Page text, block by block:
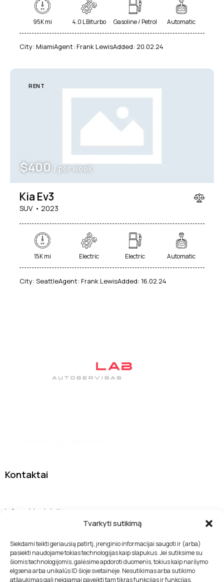
Tvarkyti sutikimą
Siekdami teikti geriausią patirtį, įrenginio informacijai saugoti ir (arba)
pasiekti naudojame tokias technologijas kaip slapukus. Jei sutiksime su
šiomis technologijomis, galėsime apdoroti duomenis, tokius kaip naršymo
elgsena arba unikalūs ID šioje svetainėje. Nesutikimas arba sutikimo
atšaukimas gali neigiamai paveikti tam tikras funkcijas ir funkcijas.
95K mi 4.0 L Biturbo Gasoline / Petrol Automatic
City: MiamiAgent: Frank LewisAdded: 20.02.24
RENT
$400 / per week
Kia Ev3
SUV 2023
15K mi Electric Electric Automatic
City: SeattleAgent: Frank LewisAdded: 16.02.24
Kontaktai
info@drivelab.lt
Nuorodos
Paslaugos